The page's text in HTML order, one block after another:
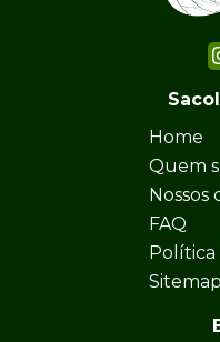
Home
Quem
Nossos
FAQ
Política
Sitemap